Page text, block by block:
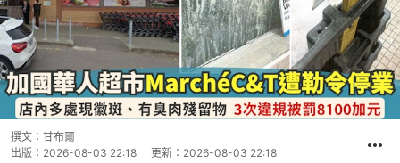
撰文： 甘布爾
出版： 2026-08-03 22:18 更新： 2026-08-03 22:18